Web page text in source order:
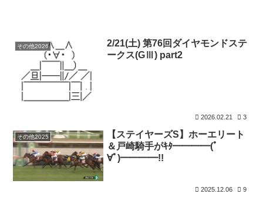
その他2026
2/21(土) 第76回ダイヤモンドステ
ークス(GⅢ) part2
2026.02.21 3
その他2025
【ステイヤーズS】ホーエリート
＆戸崎騎手がｷﾀ━━━━(ﾟ
∀ﾟ)━━━━!!
2025.12.06 9